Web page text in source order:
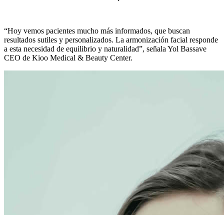
“Hoy vemos pacientes mucho más informados, que buscan
resultados sutiles y personalizados. La armonización facial responde
a esta necesidad de equilibrio y naturalidad”, señala Yol Bassave
CEO de Kioo Medical & Beauty Center.